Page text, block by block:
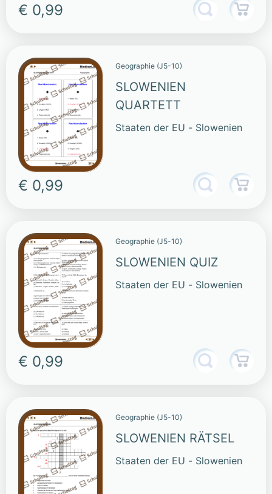
€ 0,99
Geographie (J5-10)
SLOWENIEN
QUARTETT
Staaten der EU - Slowenien
€ 0,99
Geographie (J5-10)
SLOWENIEN QUIZ
Staaten der EU - Slowenien
€ 0,99
Geographie (J5-10)
SLOWENIEN RÄTSEL
Staaten der EU - Slowenien